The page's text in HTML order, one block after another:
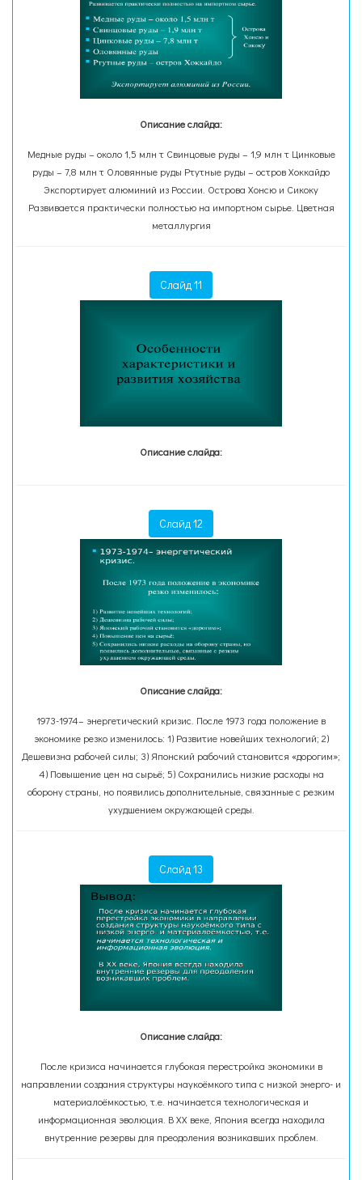
Описание слайда:
Медные руды – около 1,5 млн т Свинцовые руды – 1,9 млн т Цинковые
руды – 7,8 млн т Оловянные руды Ртутные руды – остров Хоккайдо
Экспортирует алюминий из России. Острова Хонсю и Сикоку
Развивается практически полностью на импортном сырье. Цветная
металлургия
Слайд 11
Описание слайда:
Слайд 12
Описание слайда:
1973-1974– энергетический кризис. После 1973 года положение в
экономике резко изменилось: 1) Развитие новейших технологий; 2)
Дешевизна рабочей силы; 3) Японский рабочий становится «дорогим»;
4) Повышение цен на сырьё; 5) Сохранились низкие расходы на
оборону страны, но появились дополнительные, связанные с резким
ухудшением окружающей среды.
Слайд 13
Описание слайда:
После кризиса начинается глубокая перестройка экономики в
направлении создания структуры наукоёмкого типа с низкой энерго- и
материалоёмкостью, т.е. начинается технологическая и
информационная эволюция. В XX веке, Япония всегда находила
внутренние резервы для преодоления возникавших проблем.